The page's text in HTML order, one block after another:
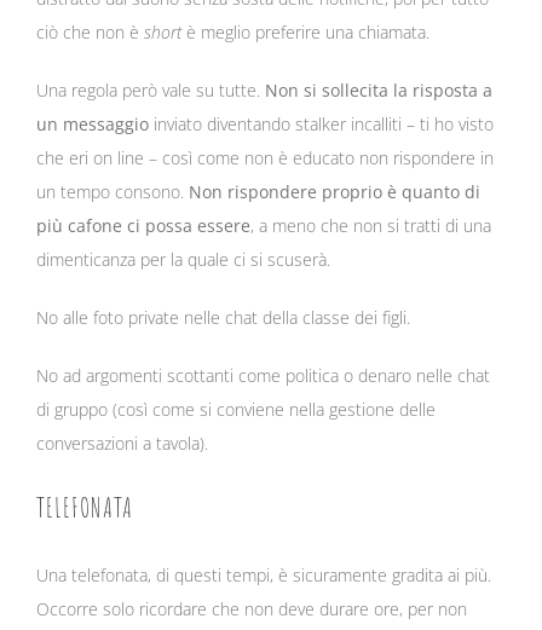
ciò che non è shortè meglio preferire una chiamata.
Una regola però vale su tutte. Non si sollecita la risposta a
un messaggio inviato diventando stalker incalliti – ti ho visto
che eri on line – così come non è educato non rispondere in
un tempo consono. Non rispondere proprio è quanto di
più cafone ci possa essere, a meno che non si tratti di una
dimenticanza per la quale ci si scuserà.
No alle foto private nelle chat della classe dei figli.
No ad argomenti scottanti come politica o denaro nelle chat
di gruppo (così come si conviene nella gestione delle
conversazioni a tavola).
TELEFONATA
Una telefonata, di questi tempi, è sicuramente gradita ai più.
Occorre solo ricordare che non deve durare ore, per non